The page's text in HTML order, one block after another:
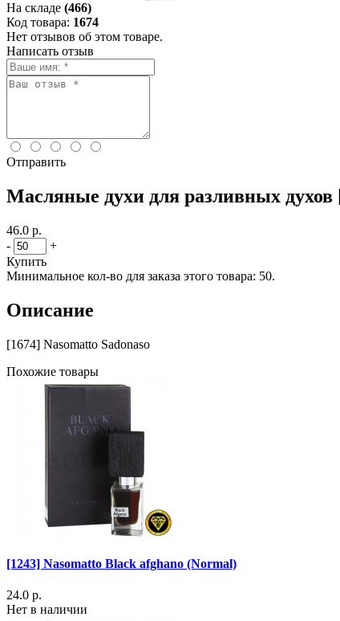
На складе (466)
Код товара: 1674
Нет отзывов об этом товаре.
Написать отзыв
Отправить
Масляные духи для разливных духов
46.0 р.
-
+
Купить
Минимальное кол-во для заказа этого товара: 50.
Описание
[1674] Nasomatto Sadonaso
Похожие товары
[1243] Nasomatto Black afghano (Normal)
24.0 р.
Нет в наличии